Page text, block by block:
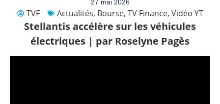
Tout peut exploser ! | Antoine Quesada – Chrono CAC
Gaza, Iran, Chine : la guerre mondiale vient de commencer | par Louis-Antoine Michelet
27 mai 2026
TVF Actualités, Bourse, TV Finance, Vidéo YT
Stellantis accélère sur les véhicules
électriques | par Roselyne Pagès